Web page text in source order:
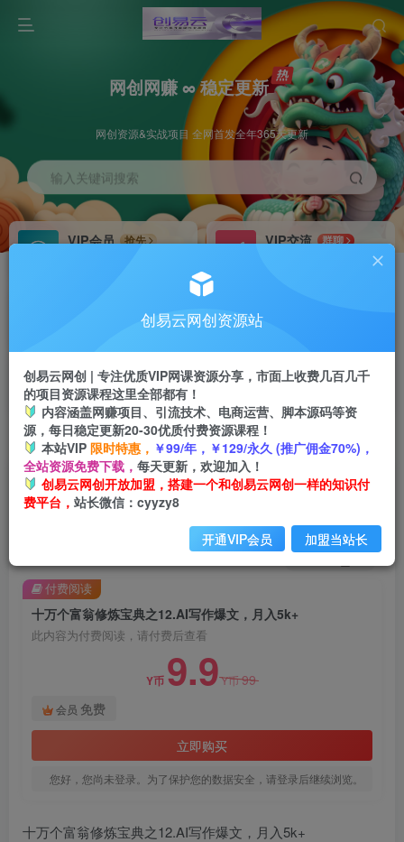
网创网赚 ∞ 稳定更新
网创资源&实战项目 全网首发全年365天更新
输入关键词搜索
VIP会员
抢先
VIP交流
群聊
研究探讨更多创业项目路子。
会员专属推广链接
挂机 项目
脚本卡密
APP下载
GO
首页 创业课程 会员免费 正文
十万个富翁修炼宝典之12.AI写作爆文，月入5k+
关注
十万个富翁修炼宝典之12.AI写作爆文，月入5k+
此内容为付费阅读，请付费后查看
Y币 9.9Y币99
会员 免费
立即购买
您好，您尚未登录。为了保护您的数据安全，请登录后继续浏览。
付费阅读
十万个富翁修炼宝典之12.AI写作爆文，月入5k+
创易云网创资源站
创易云网创 | 专注优质VIP网课资源分享，市面上收费几百几千
的项目资源课程这里全部都有！
内容涵盖网赚项目、引流技术、电商运营、脚本源码等资
源，每日稳定更新20-30优质付费资源课程！
本站VIP 限时特惠， ￥99/年，￥129/永久 (推广佣金70%)，
全站资源免费下载， 每天更新，欢迎加入！
创易云网创开放加盟，搭建一个和创易云网创一样的知识付
费平台， 站长微信：cyyzy8
开通VIP会员 加盟当站长